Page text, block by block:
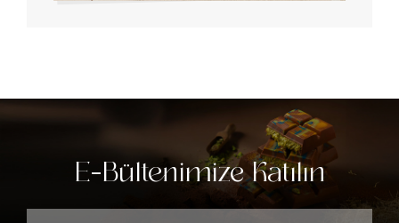
E-Bültenimize Katılın